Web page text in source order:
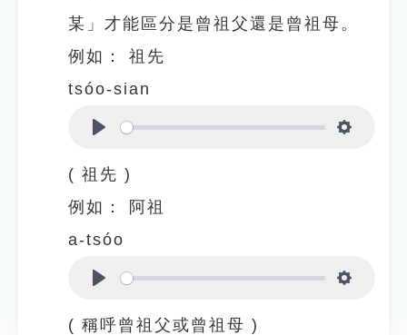
某」才能區分是曾祖父還是曾祖母。
例如：
祖先
tsóo-sian
( 祖先 )
例如：
阿祖
a-tsóo
( 稱呼曾祖父或曾祖母 )